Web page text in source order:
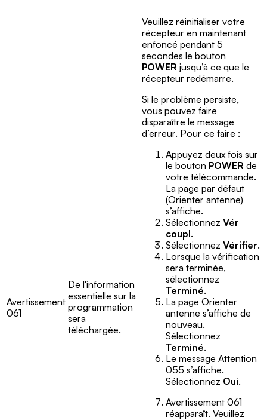
Avertissement
061
De l'information
essentielle sur la
programmation
sera
téléchargée.
Veuillez réinitialiser votre
récepteur en maintenant
enfoncé pendant 5
secondes le bouton
POWER jusqu’à ce que le
récepteur redémarre.
Si le problème persiste,
vous pouvez faire
disparaître le message
d’erreur. Pour ce faire :
Appuyez deux fois sur
le bouton POWER de
votre télécommande.
La page par défaut
(Orienter antenne)
s’affiche.
Sélectionnez Vér
coupl.
Sélectionnez Vérifier.
Lorsque la vérification
sera terminée,
sélectionnez
Terminé.
La page Orienter
antenne s’affiche de
nouveau.
Sélectionnez
Terminé.
Le message Attention
055 s’affiche.
Sélectionnez Oui.
Avertissement 061
réapparaît. Veuillez